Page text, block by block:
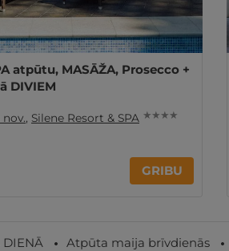
atpūtu, MASĀŽA, Prosecco +
DIVIEM
, Silene Resort & SPA ★ ★ ★ ★
GRIBU
DIENĀ Atpūta maija brīvdienās